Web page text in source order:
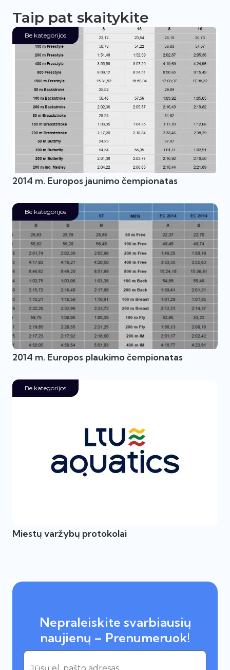
Taip pat skaitykite
Be kategorijos
2014 m. Europos jaunimo čempionatas
Be kategorijos
2014 m. Europos plaukimo čempionatas
Be kategorijos
Miestų varžybų protokolai
Nepraleiskite svarbiausių
naujienų – Prenumeruok!